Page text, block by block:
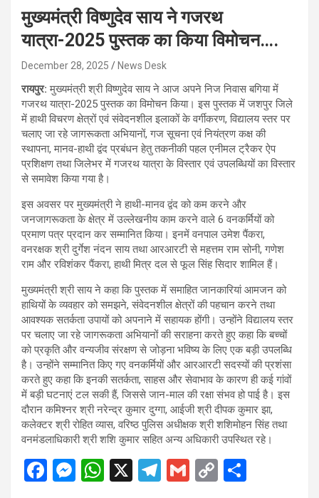
मुख्यमंत्री विष्णुदेव साय ने गजरथ
यात्रा-2025 पुस्तक का किया विमोचन….
December 28, 2025 News Desk
रायपुर:मुख्यमंत्री श्री विष्णुदेव साय ने आज अपने निज निवास बगिया में
गजरथ यात्रा-2025 पुस्तक का विमोचन किया। इस पुस्तक में जशपुर जिले
में हाथी विचरण क्षेत्रों एवं संवेदनशील इलाकों के वर्गीकरण, विद्यालय स्तर पर
चलाए जा रहे जागरूकता अभियानों, गज सूचना एवं नियंत्रण कक्ष की
स्थापना, मानव-हाथी द्वंद प्रबंधन हेतु तकनीकी पहल एनीमल ट्रैकर ऐप
प्रशिक्षण तथा जिलेभर में गजरथ यात्रा के विस्तार एवं उपलब्धियों का विस्तार
से समावेश किया गया है।
इस अवसर पर मुख्यमंत्री ने हाथी-मानव द्वंद को कम करने और
जनजागरूकता के क्षेत्र में उल्लेखनीय काम करने वाले 6 वनकर्मियों को
प्रमाण पत्र प्रदान कर सम्मानित किया। इनमें वनपाल उमेश पैंकरा,
वनरक्षक श्री दुर्गेश नंदन साय तथा आरआरटी से महत्तम राम सोनी, गणेश
राम और रविशंकर पैंकरा, हाथी मित्र दल से फूल सिंह सिदार शामिल हैं।
मुख्यमंत्री श्री साय ने कहा कि पुस्तक में समाहित जानकारियां आमजन को
हाथियों के व्यवहार को समझने, संवेदनशील क्षेत्रों की पहचान करने तथा
आवश्यक सतर्कता उपायों को अपनाने में सहायक होंगी। उन्होंने विद्यालय स्तर
पर चलाए जा रहे जागरूकता अभियानों की सराहना करते हुए कहा कि बच्चों
को प्रकृति और वन्यजीव संरक्षण से जोड़ना भविष्य के लिए एक बड़ी उपलब्धि
है। उन्होंने सम्मानित किए गए वनकर्मियों और आरआरटी सदस्यों की प्रशंसा
करते हुए कहा कि इनकी सतर्कता, साहस और सेवाभाव के कारण ही कई गांवों
में बड़ी घटनाएं टल सकी हैं, जिससे जान-माल की रक्षा संभव हो पाई है। इस
दौरान कमिश्नर श्री नरेन्द्र कुमार दुग्गा, आईजी श्री दीपक कुमार झा,
कलेक्टर श्री रोहित व्यास, वरिष्ठ पुलिस अधीक्षक श्री शशिमोहन सिंह तथा
वनमंडलाधिकारी श्री शशि कुमार सहित अन्य अधिकारी उपस्थित रहे।
F
M W X
T
G
C